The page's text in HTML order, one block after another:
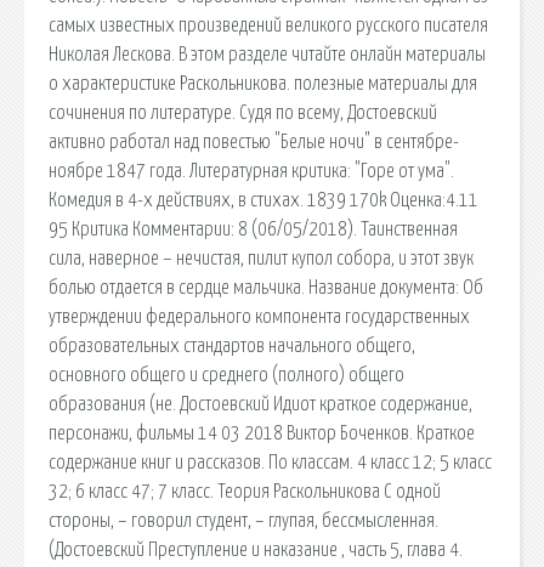
самых известных произведений великого русского писателя
Николая Лескова. В этом разделе читайте онлайн материалы
о характеристике Раскольникова. полезные материалы для
сочинения по литературе. Судя по всему, Достоевский
активно работал над повестью "Белые ночи" в сентябре-
ноябре 1847 года. Литературная критика: "Горе от ума".
Комедия в 4-х действиях, в стихах. 1839 170k Оценка:4.11
95 Критика Комментарии: 8 (06/05/2018). Таинственная
сила, наверное – нечистая, пилит купол собора, и этот звук
болью отдается в сердце мальчика. Название документа: Об
утверждении федерального компонента государственных
образовательных стандартов начального общего,
основного общего и среднего (полного) общего
образования (не. Достоевский Идиот краткое содержание,
персонажи, фильмы 14 03 2018 Виктор Боченков. Краткое
содержание книг и рассказов. По классам. 4 класс 12; 5 класс
32; 6 класс 47; 7 класс. Теория Раскольникова С одной
стороны, – говорил студент, – глупая, бессмысленная.
(Достоевский Преступление и наказание , часть 5, глава 4.